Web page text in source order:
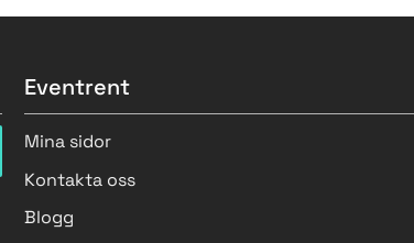
Eventrent
Mina sidor
Kontakta oss
Blogg